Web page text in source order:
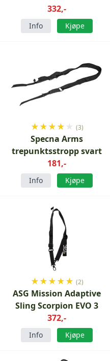
332,-
Info Kjøpe
★★★★ ★ (3)
Specna Arms
trepunktsstropp svart
181,-
Info Kjøpe
★★★★★ (2)
ASG Mission Adaptive
Sling Scorpion EVO 3
372,-
Info Kjøpe